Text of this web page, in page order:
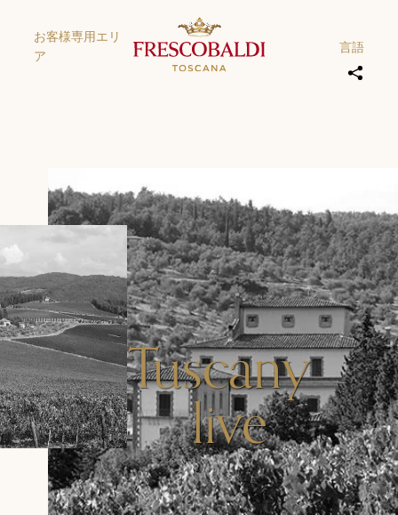
お客様専用エリ
ア
言語
Tuscany
live